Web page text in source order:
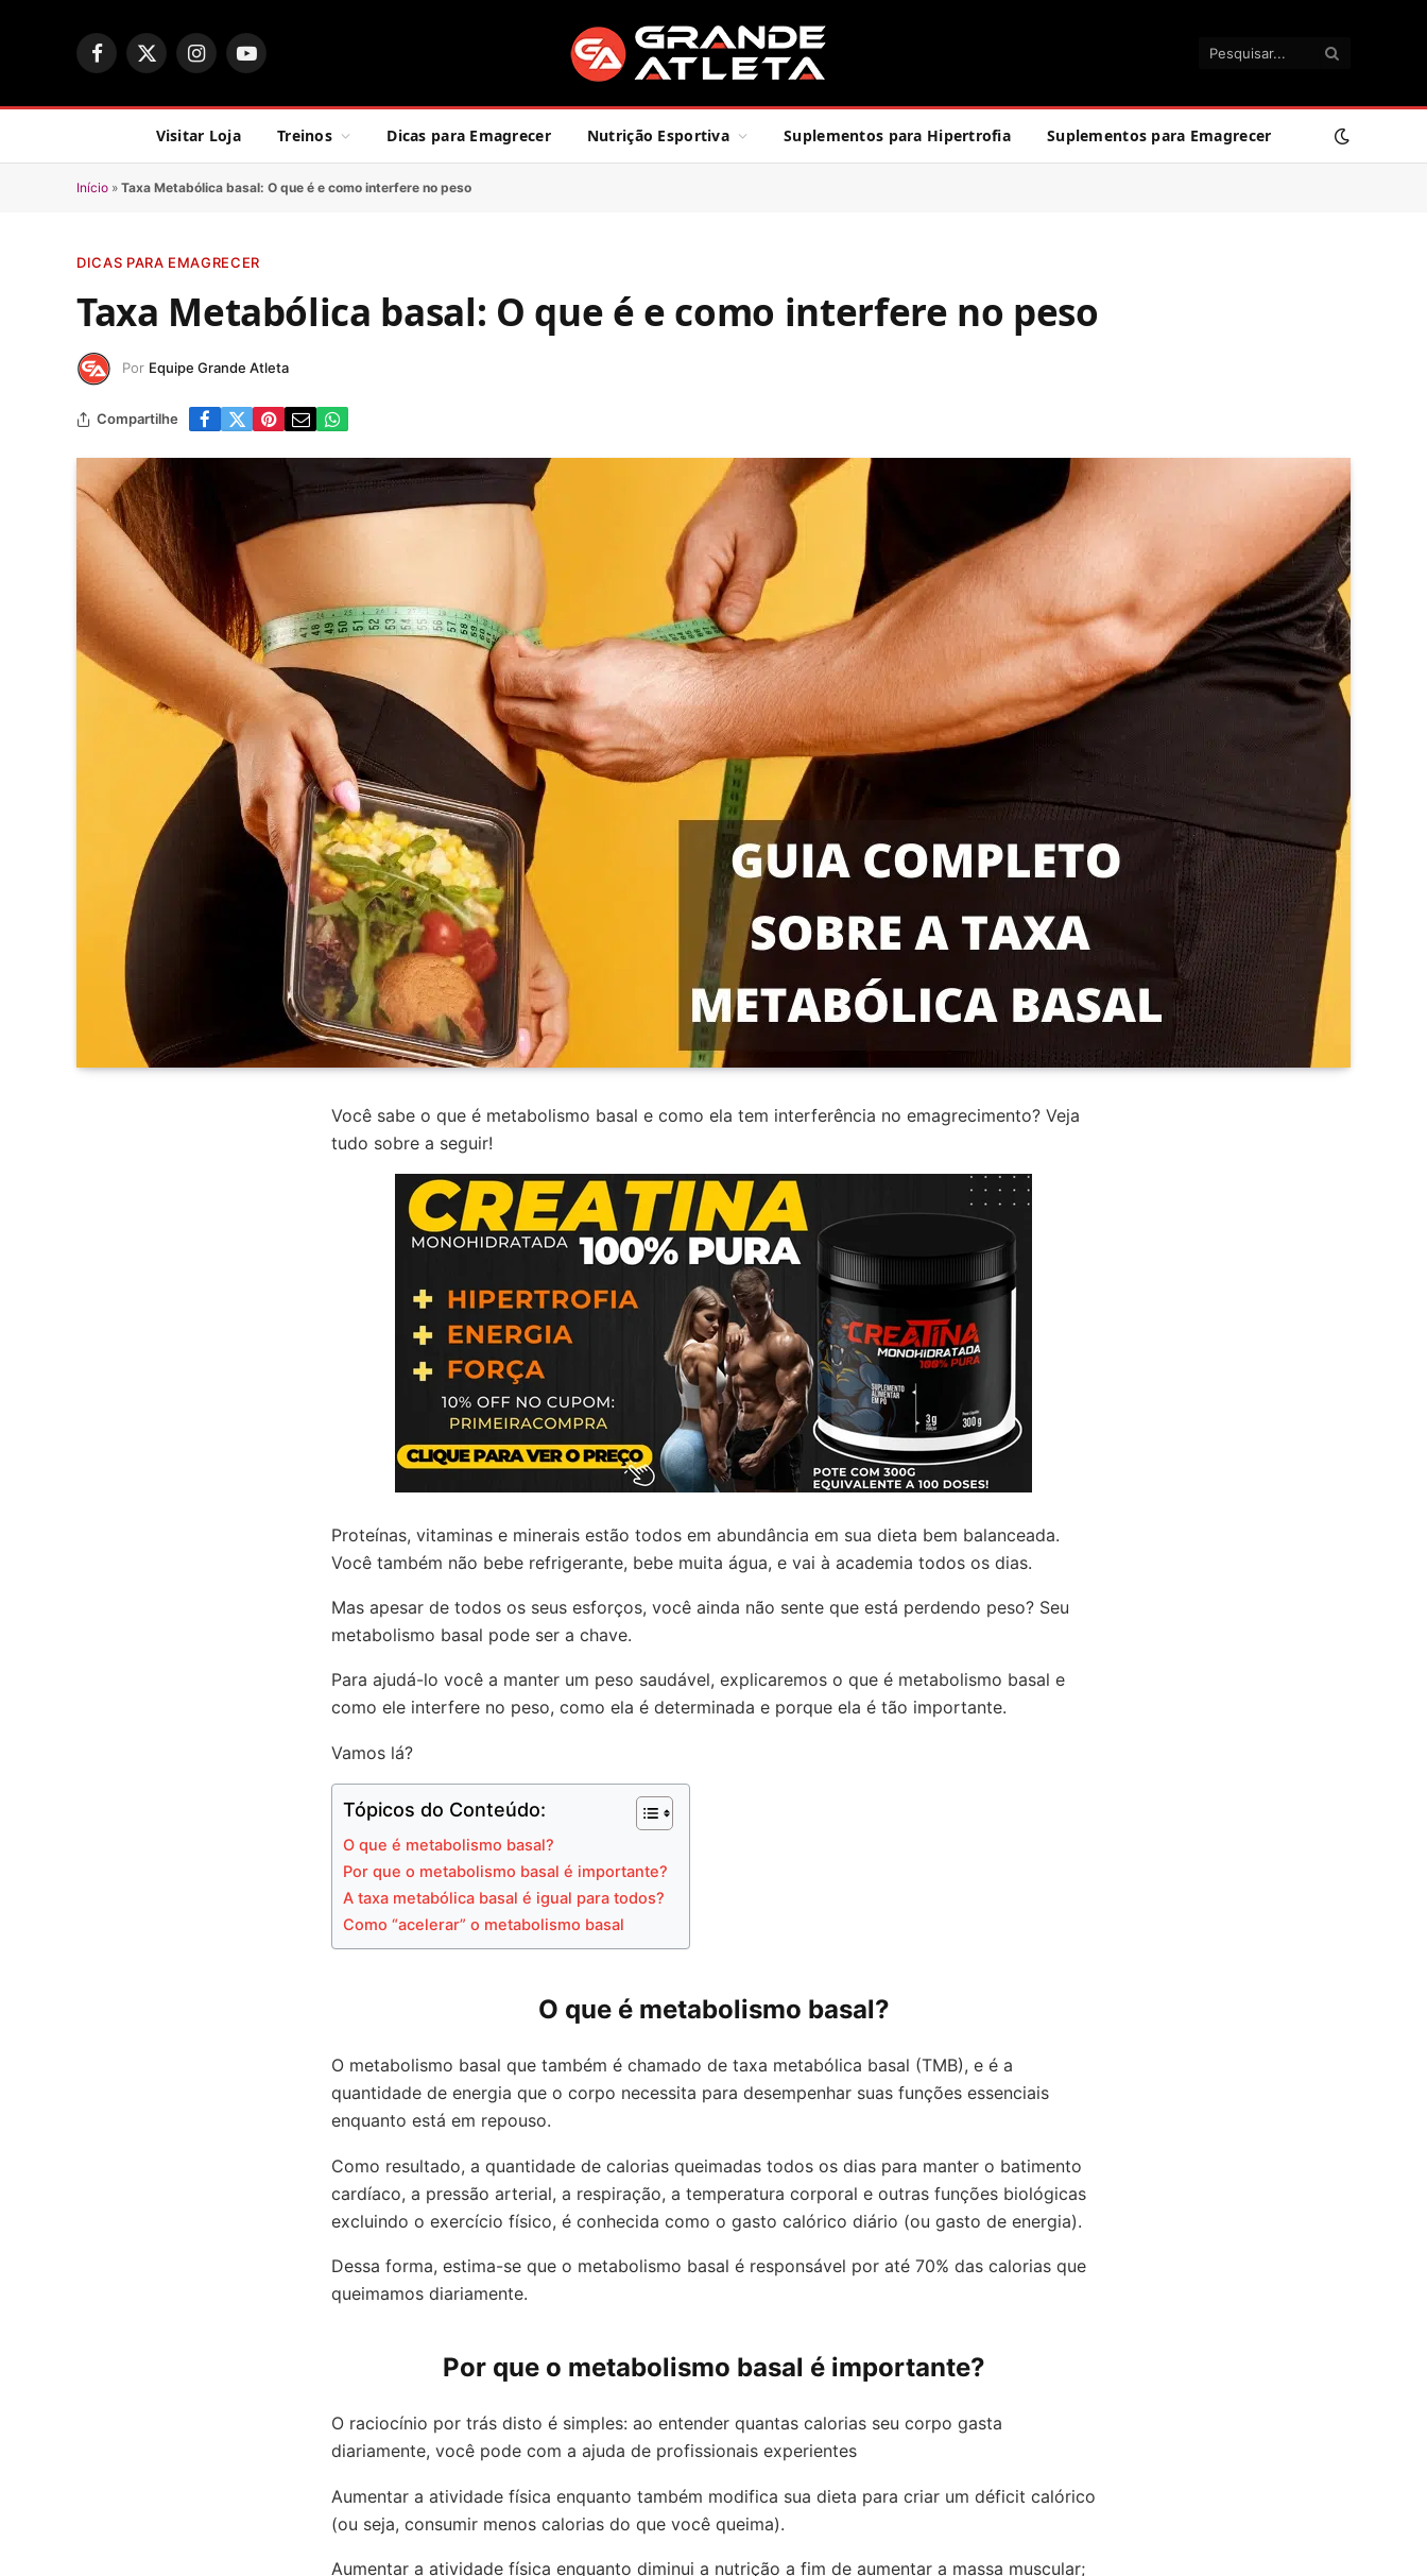
Facebook
X
InstagramYouTube
Visitar Loja Treinos Dicas para Emagrecer Nutrição Esportiva Suplementos para Hipertrofia Suplementos para Emagrecer
Início » Taxa Metabólica basal: O que é e como interfere no peso
DICAS PARA EMAGRECER
Taxa Metabólica basal: O que é e como interfere no peso
Por Equipe Grande Atleta
Compartilhe
Você sabe o que é metabolismo basal e como ela tem interferência no emagrecimento? Veja
tudo sobre a seguir!
Proteínas, vitaminas e minerais estão todos em abundância em sua dieta bem balanceada.
Você também não bebe refrigerante, bebe muita água, e vai à academia todos os dias.
Mas apesar de todos os seus esforços, você ainda não sente que está perdendo peso? Seu
metabolismo basal pode ser a chave.
Para ajudá-lo você a manter um peso saudável, explicaremos o que é metabolismo basal e
como ele interfere no peso, como ela é determinada e porque ela é tão importante.
Vamos lá?
Tópicos do Conteúdo:
O que é metabolismo basal?
Por que o metabolismo basal é importante?
A taxa metabólica basal é igual para todos?
Como “acelerar” o metabolismo basal
O que é metabolismo basal?
O metabolismo basal que também é chamado de taxa metabólica basal (TMB), e é a
quantidade de energia que o corpo necessita para desempenhar suas funções essenciais
enquanto está em repouso.
Como resultado, a quantidade de calorias queimadas todos os dias para manter o batimento
cardíaco, a pressão arterial, a respiração, a temperatura corporal e outras funções biológicas
excluindo o exercício físico, é conhecida como o gasto calórico diário (ou gasto de energia).
Dessa forma, estima-se que o metabolismo basal é responsável por até 70% das calorias que
queimamos diariamente.
Por que o metabolismo basal é importante?
O raciocínio por trás disto é simples: ao entender quantas calorias seu corpo gasta
diariamente, você pode com a ajuda de profissionais experientes
Aumentar a atividade física enquanto também modifica sua dieta para criar um déficit calórico
(ou seja, consumir menos calorias do que você queima).
Aumentar a atividade física enquanto diminui a nutrição a fim de aumentar a massa muscular;